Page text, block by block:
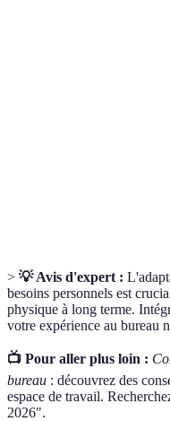
> 💡 Avis d'expert :
besoins personnels est
physique à long terme.
votre expérience au bureau
📺 Pour aller plus loin :
bureau : découvrez des
espace de travail.
2026".